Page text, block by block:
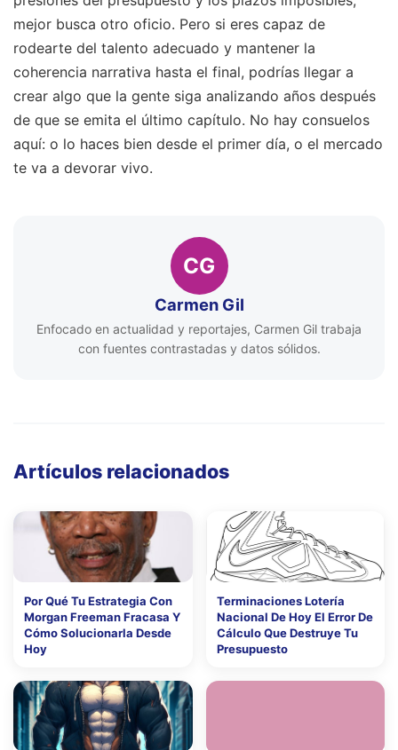
mejor busca otro oficio. Pero si eres capaz de
rodearte del talento adecuado y mantener la
coherencia narrativa hasta el final, podrías llegar a
crear algo que la gente siga analizando años después
de que se emita el último capítulo. No hay consuelos
aquí: o lo haces bien desde el primer día, o el mercado
te va a devorar vivo.
CG
Carmen Gil
Enfocado en actualidad y reportajes, Carmen Gil trabaja
con fuentes contrastadas y datos sólidos.
Artículos relacionados
Por Qué Tu Estrategia Con
Morgan Freeman Fracasa Y
Cómo Solucionarla Desde
Hoy
Terminaciones Lotería
Nacional De Hoy El Error De
Cálculo Que Destruye Tu
Presupuesto